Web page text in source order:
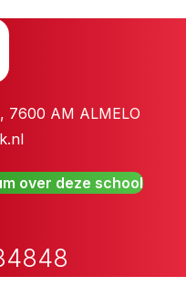
, 7600 AM ALMELO
over deze school